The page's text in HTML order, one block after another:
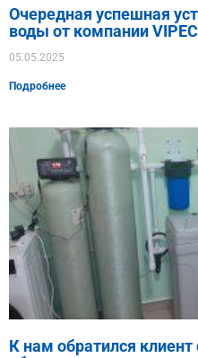
Очередная успешная
воды от компании
05.05.2025
Подробнее
К нам обратился